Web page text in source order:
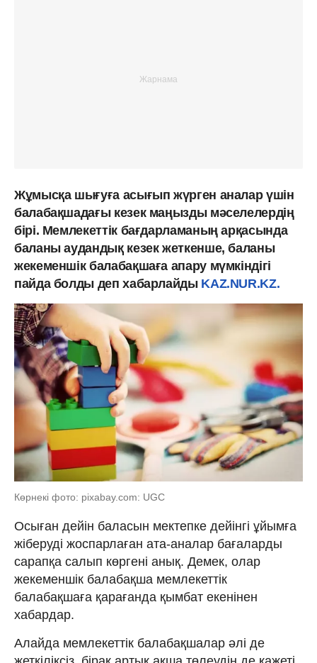
Жұмысқа шығуға асығып жүрген аналар үшін
балабақшадағы кезек маңызды мәселелердің
бірі. Мемлекеттік бағдарламаның арқасында
баланы аудандық кезек жеткенше, баланы
жекеменшік балабақшаға апару мүмкіндігі
пайда болды деп хабарлайды KAZ.NUR.KZ.
Көрнекі фото: pixabay.com: UGC
Осыған дейін баласын мектепке дейінгі ұйымға
жіберуді жоспарлаған ата-аналар бағаларды
сарапқа салып көргені анық. Демек, олар
жекеменшік балабақша мемлекеттік
балабақшаға қарағанда қымбат екенінен
хабардар.
Алайда мемлекеттік балабақшалар әлі де